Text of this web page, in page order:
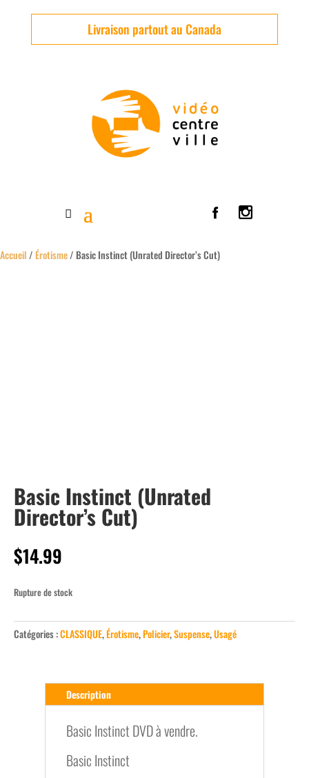
Livraison partout au Canada
Accueil/Érotisme/ Basic Instinct (Unrated Director’s Cut)
Basic Instinct (Unrated
Director’s Cut)
$14.99
Rupture de stock
Catégories :CLASSIQUE,Érotisme,Policier,Suspense,Usagé
Description
Basic Instinct DVD à vendre.
Basic Instinct